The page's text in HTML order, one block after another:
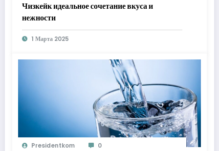
Чизкейк идеальное сочетание вкуса и
нежности
1 Марта 2025
Presidentkom 0